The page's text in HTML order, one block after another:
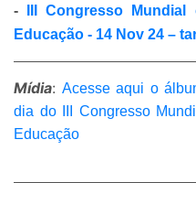
-
III Congresso
Educação - 14 Nov 24 –
Mídia:Acesse aqui o
dia do III Congresso
Educação